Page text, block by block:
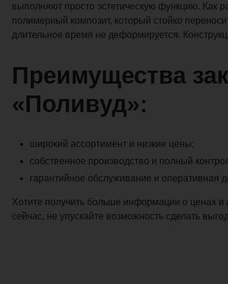
выполняют просто эстетическую функцию. Как
полимерный композит, который стойко
длительное время не деформируется.
Преимущества
«Поливуд»:
широкий ассортимент и низкие цены;
собственное производство и полный
гарантийное обслуживание и оперативная
Хотите получить больше информации о ценах
сейчас, не упускайте возможность сделать